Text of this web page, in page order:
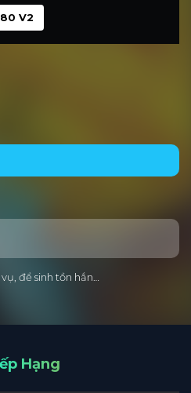
V2
để sinh tồn hắn…
Hạng